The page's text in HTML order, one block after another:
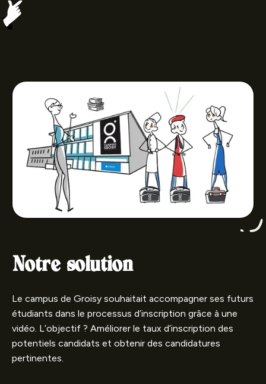
Notre solution
Le campus de Groisy souhaitait accompagner ses futurs
étudiants dans le processus d’inscription grâce à une
vidéo. L’objectif ? Améliorer le taux d’inscription des
potentiels candidats et obtenir des candidatures
pertinentes.